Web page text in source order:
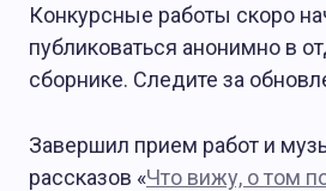
Конкурсные работы скоро
публиковаться анонимно в
сборнике. Следите за
Завершил прием работ и
рассказов «Что вижу, о том